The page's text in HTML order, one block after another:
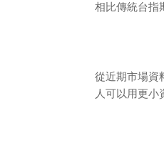
相比傳統台指
從近期市場資
人可以用更小